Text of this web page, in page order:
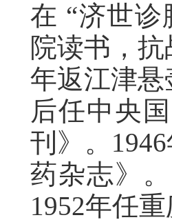
在 “济世诊
院读书，
年返江津
后任中央
刊》。
药杂志》
1952年任